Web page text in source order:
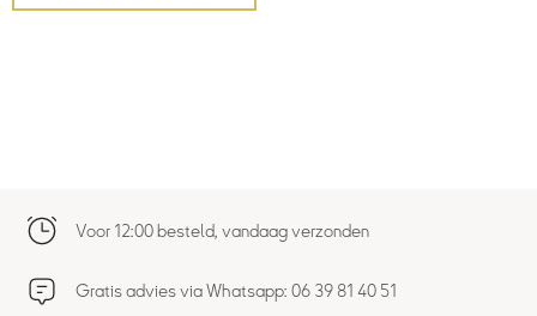
Voor 12:00 besteld, vandaag verzonden
Gratis advies via Whatsapp: 06 39 81 40 51